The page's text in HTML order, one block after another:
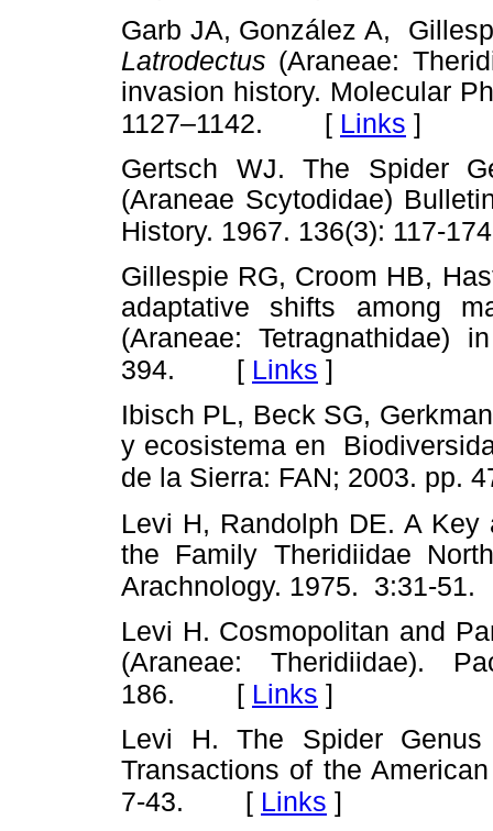
Garb JA, González A,
Latrodectus (Araneae:
invasion history. Molecular
1127–1142. [ Links ]
Gertsch WJ. The Spider
(Araneae Scytodidae)
History. 1967. 136(3): 117-
Gillespie RG, Croom HB,
adaptative shifts among
(Araneae: Tetragnathidae)
394. [ Links ]
Ibisch PL, Beck SG,
y ecosistema en
de la Sierra: FAN; 2003. pp.
Levi H, Randolph DE. A
the Family Theridiidae
Arachnology. 1975. 3:31-51.
Levi H. Cosmopolitan and
(Araneae: Theridiidae).
186. [ Links ]
Levi H. The Spider
Transactions of the
7-43. [ Links ]